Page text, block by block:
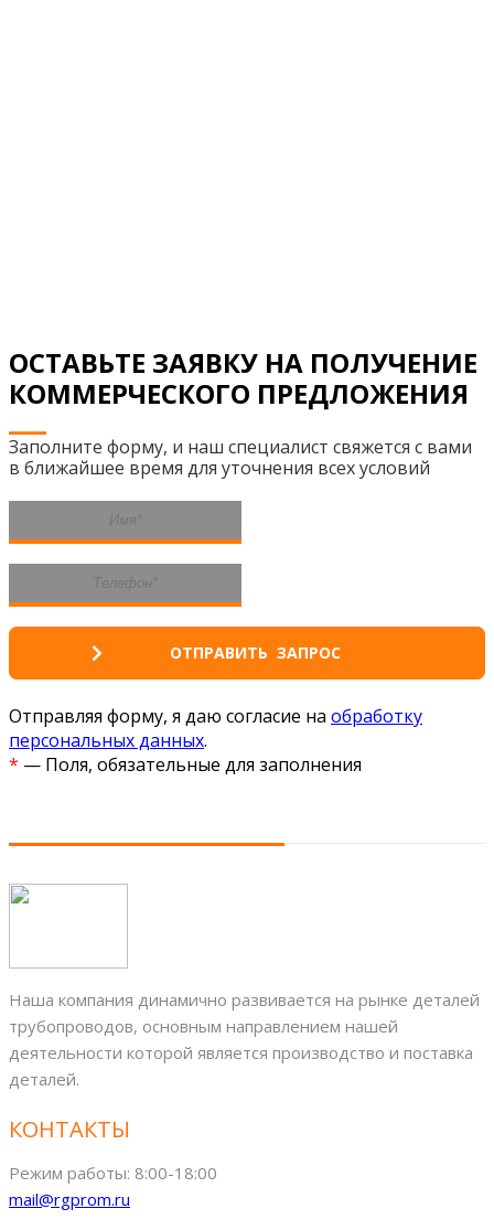
ОСТАВЬТЕ ЗАЯВКУ НА ПОЛУЧЕНИЕ
КОММЕРЧЕСКОГО ПРЕДЛОЖЕНИЯ
Заполните форму, и наш специалист свяжется с вами
в ближайшее время для уточнения всех условий
Отправляя форму, я даю согласие на обработку
персональных данных.
* — Поля, обязательные для заполнения
Наша компания динамично развивается на рынке деталей
трубопроводов, основным направлением нашей
деятельности которой является производство и поставка
деталей.
КОНТАКТЫ
Режим работы: 8:00-18:00
mail@rgprom.ru